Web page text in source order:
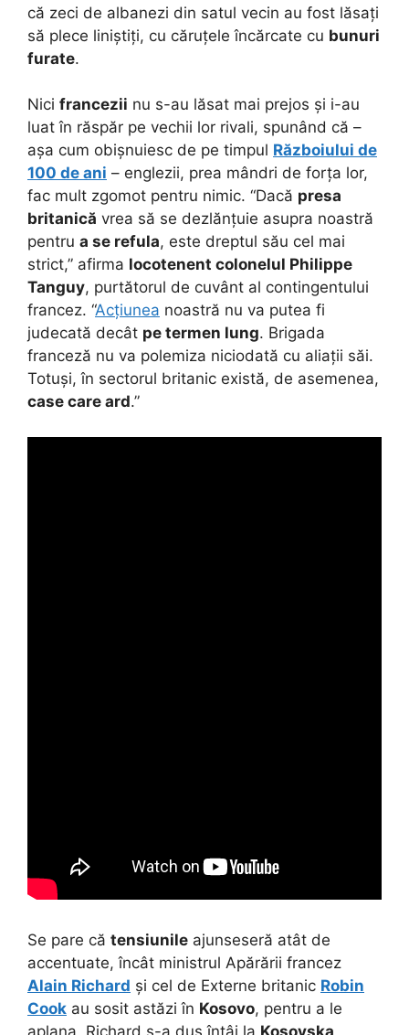
că zeci de albanezi din satul vecin au fost lăsați
să plece liniștiți, cu căruțele încărcate cu bunuri
furate.
Nici francezii nu s-au lăsat mai prejos și i-au
luat în răspăr pe vechii lor rivali, spunând că –
așa cum obișnuiesc de pe timpul Războiului de
100 de ani – englezii, prea mândri de forța lor,
fac mult zgomot pentru nimic. “Dacă presa
britanică vrea să se dezlănțuie asupra noastră
pentru a se refula, este dreptul său cel mai
strict,” afirma locotenent colonelul Philippe
Tanguy, purtătorul de cuvânt al contingentului
francez. “Acțiunea noastră nu va putea fi
judecată decât pe termen lung. Brigada
franceză nu va polemiza niciodată cu aliații săi.
Totuși, în sectorul britanic există, de asemenea,
case care ard.”
Se pare că tensiunile ajunseseră atât de
accentuate, încât ministrul Apărării francez
Alain Richard și cel de Externe britanic Robin
Cook au sosit astăzi în Kosovo, pentru a le